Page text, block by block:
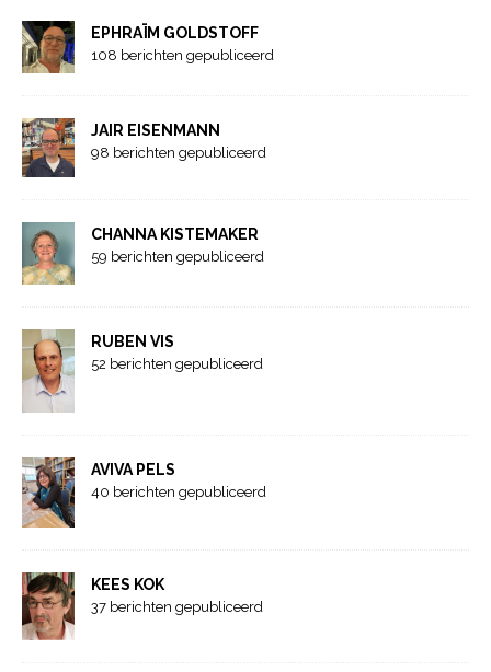
EPHRAÏM GOLDSTOFF
108 berichten gepubliceerd
JAIR EISENMANN
98 berichten gepubliceerd
CHANNA KISTEMAKER
59 berichten gepubliceerd
RUBEN VIS
52 berichten gepubliceerd
AVIVA PELS
40 berichten gepubliceerd
KEES KOK
37 berichten gepubliceerd